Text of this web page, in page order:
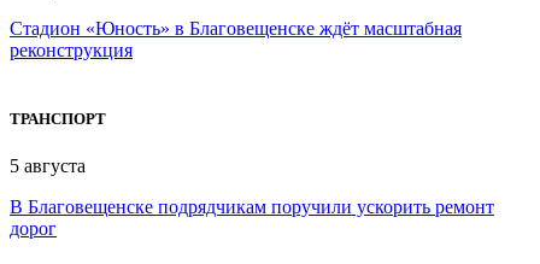
Стадион «Юность» в Благовещенске ждёт масштабная
реконструкция
ТРАНСПОРТ
5 августа
В Благовещенске подрядчикам поручили ускорить ремонт
дорог